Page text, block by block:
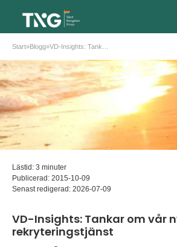
Start»Blogg»
Lästid: 3 minuter
Publicerad: 2015-10-09
Senast redigerad: 2026-07-09
VD-Insights: Tankar om vår
rekryteringstjänst